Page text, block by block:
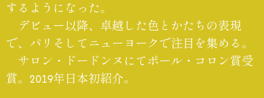
するようになった。
デビュー以降、卓越した色とかたちの表現
で、パリそしてニューヨークで注目を集める。
サロン・ドードンヌにてポール・コロン賞受
賞。2019年日本初紹介。